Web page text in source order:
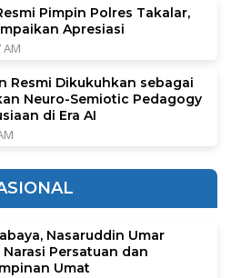
Pimpin Polres Takalar,
Apresiasi
Resmi Dikukuhkan sebagai
Neuro-Semiotic Pedagogy
di Era AI
Nasaruddin Umar
Persatuan dan
Umat